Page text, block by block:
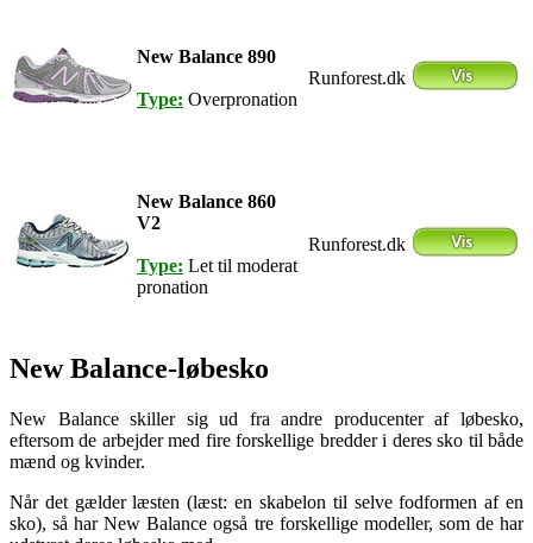
New Balance 890
Type: Overpronation
Runforest.dk
New Balance 860
V2
Type: Let til moderat
pronation
Runforest.dk
New Balance-løbesko
New Balance skiller sig ud fra andre producenter af løbesko,
eftersom de arbejder med fire forskellige bredder i deres sko til både
mænd og kvinder.
Når det gælder læsten (læst: en skabelon til selve fodformen af en
sko), så har New Balance også tre forskellige modeller, som de har